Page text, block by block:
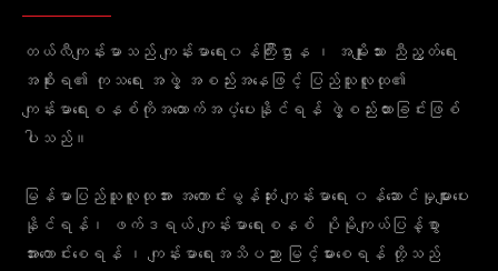
တယ်လီကျန်းမာသည် ကျန်းမာရေး၀န်ကြီးဌာန ၊ အမျိုးသား ညီညွတ်ရေး
အစိုးရ၏ ကုသရေး အဖွဲ့ အစည်းအနေဖြင့် ပြည်သူလူထု၏
ကျန်းမာရေးစနစ်ကိုအထောက်အပံ့ပေးနိုင်ရန် ဖွဲ့စည်းထားခြင်းဖြစ်
ပါသည်။
မြန်မာပြည်သူလူထုအား အကောင်းမွန်ဆုံး ကျန်းမာရေး ၀န်ဆောင်မှုများပေး
နိုင်ရန်၊ ဖက်ဒရယ် ကျန်းမာရေးစနစ် ပိုမိုကျယ်ပြန့်စွာ
အားကောင်းစေရန် ၊ ကျန်းမာရေးအသိပညာ မြင့်မားစေရန် တို့သည်